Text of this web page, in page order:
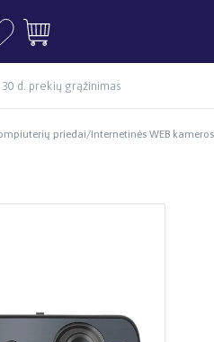
d. prekių grąžinimas
priedai/Internetinės WEB kameros